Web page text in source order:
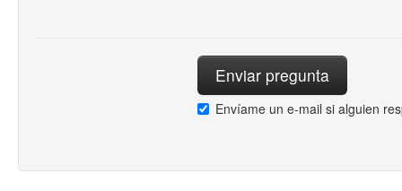
Envíame un e-mail si alguien